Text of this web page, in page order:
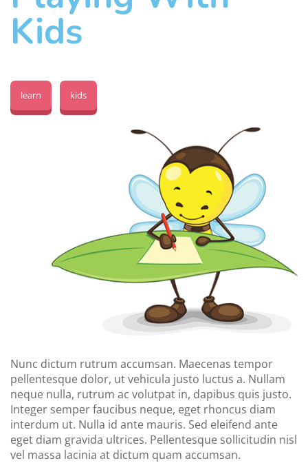
Kids
learn kids
Nunc dictum rutrum accumsan. Maecenas tempor
pellentesque dolor, ut vehicula justo luctus a. Nullam
neque nulla, rutrum ac volutpat in, dapibus quis justo.
Integer semper faucibus neque, eget rhoncus diam
interdum ut. Nulla id ante mauris. Sed eleifend ante
eget diam gravida ultrices. Pellentesque sollicitudin nisl
vel massa lacinia at dictum quam accumsan.